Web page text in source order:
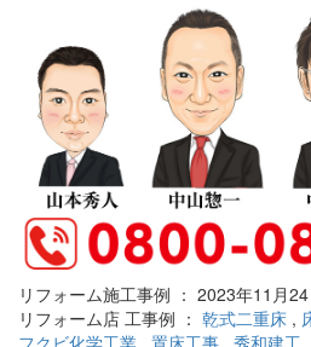
リフォーム施工事例 ： 2023年11月
リフォーム店 工事例 ： 乾式二重床 ,